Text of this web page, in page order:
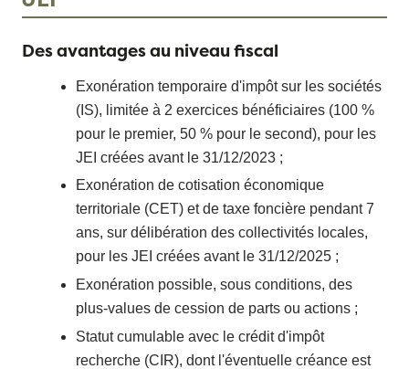
Des avantages au niveau fiscal
Exonération temporaire d'impôt sur les sociétés
(IS), limitée à 2 exercices bénéficiaires (100 %
pour le premier, 50 % pour le second), pour les
JEI créées avant le 31/12/2023 ;
Exonération de cotisation économique
territoriale (CET) et de taxe foncière pendant 7
ans, sur délibération des collectivités locales,
pour les JEI créées avant le 31/12/2025 ;
Exonération possible, sous conditions, des
plus-values de cession de parts ou actions ;
Statut cumulable avec le crédit d'impôt
recherche (CIR), dont l'éventuelle créance est